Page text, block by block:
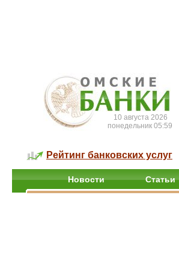
10 августа 2026
понедельник 05:59
Рейтинг банковских услуг
Новости Статьи